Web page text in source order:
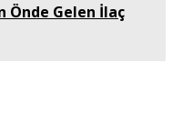
Önde Gelen İlaç